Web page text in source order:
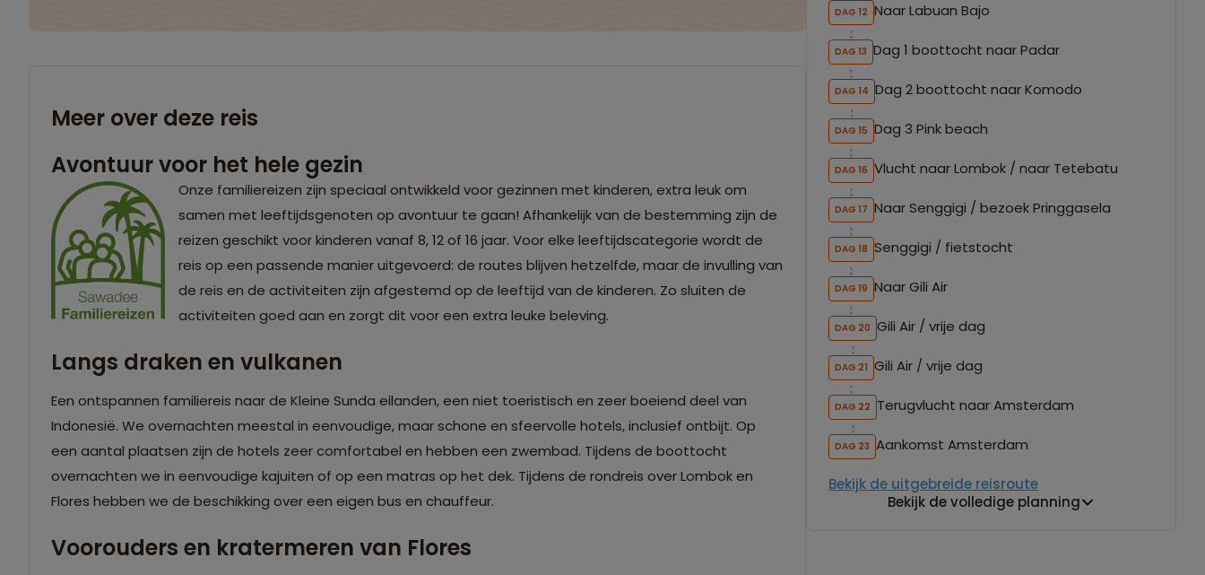
Meer over deze reis
Avontuur voor het hele gezin
Onze familiereizen zijn speciaal ontwikkeld voor gezinnen met kinderen, extra leuk om
samen met leeftijdsgenoten op avontuur te gaan! Afhankelijk van de bestemming zijn de
reizen geschikt voor kinderen vanaf 8, 12 of 16 jaar. Voor elke leeftijdscategorie wordt de
reis op een passende manier uitgevoerd: de routes blijven hetzelfde, maar de invulling van
de reis en de activiteiten zijn afgestemd op de leeftijd van de kinderen. Zo sluiten de
activiteiten goed aan en zorgt dit voor een extra leuke beleving.
Langs draken en vulkanen
Een ontspannen familiereis naar de Kleine Sunda eilanden, een niet toeristisch en zeer boeiend deel van
Indonesië. We overnachten meestal in eenvoudige, maar schone en sfeervolle hotels, inclusief ontbijt. Op
een aantal plaatsen zijn de hotels zeer comfortabel en hebben een zwembad. Tijdens de boottocht
overnachten we in eenvoudige kajuiten of op een matras op het dek. Tijdens de rondreis over Lombok en
Flores hebben we de beschikking over een eigen bus en chauffeur.
Voorouders en kratermeren van Flores
DAG 12 Naar Labuan Bajo
DAG 13 Dag 1 boottocht naar Padar
DAG 14 Dag 2 boottocht naar Komodo
DAG 15 Dag 3 Pink beach
DAG 16 Vlucht naar Lombok / naar Tetebatu
DAG 17 Naar Senggigi / bezoek Pringgasela
DAG 18 Senggigi / fietstocht
DAG 19 Naar Gili Air
DAG 20 Gili Air / vrije dag
DAG 21 Gili Air / vrije dag
DAG 22 Terugvlucht naar Amsterdam
DAG 23 Aankomst Amsterdam
Bekijk de uitgebreide reisroute
Bekijk de volledige planning